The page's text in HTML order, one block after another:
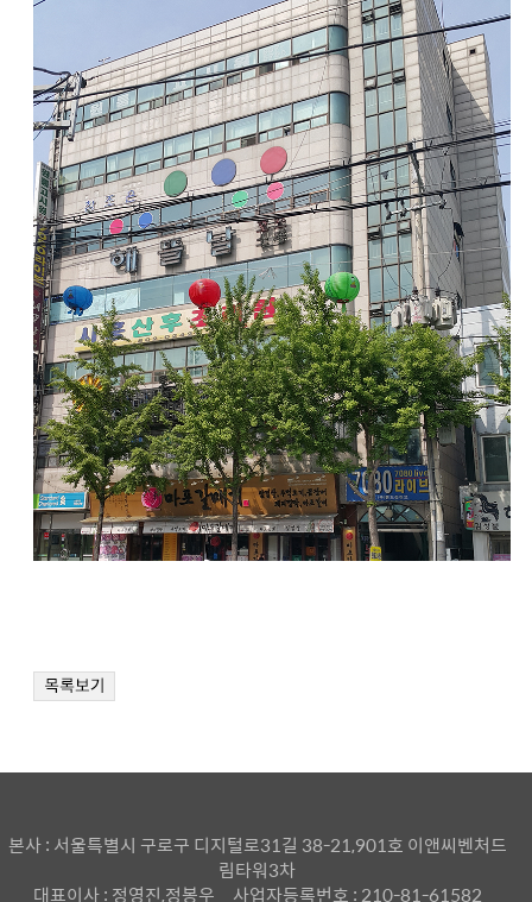
본사 : 서울특별시 구로구 디지털로31길 38-21,901호 이앤씨벤처드
림타워3차
대표이사 : 정영진,정봉우
사업자등록번호 : 210-81-61582